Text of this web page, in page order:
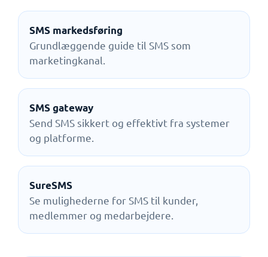
SMS markedsføring
Grundlæggende guide til SMS som
marketingkanal.
SMS gateway
Send SMS sikkert og effektivt fra systemer
og platforme.
SureSMS
Se mulighederne for SMS til kunder,
medlemmer og medarbejdere.